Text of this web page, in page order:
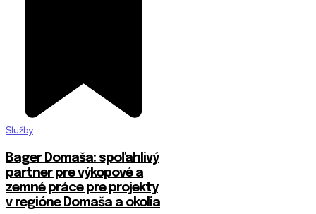
Služby
Bager Domaša: spoľahlivý
partner pre výkopové a
zemné práce pre projekty
v regióne Domaša a okolia